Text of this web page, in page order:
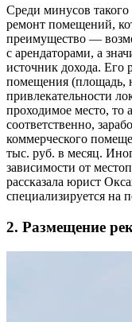
Среди минусов
ремонт помещений,
преимущество —
с арендаторами, а
источник дохода. Его
помещения (площадь,
привлекательности
проходимое место, то
соответственно,
коммерческого
тыс. руб. в месяц.
зависимости от
рассказала юрист
специализируется на
2. Размещение